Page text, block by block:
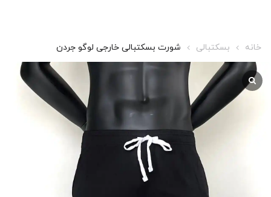
خانه بسکتبالی شورت بسکتبالی خارجی لوگو جردن